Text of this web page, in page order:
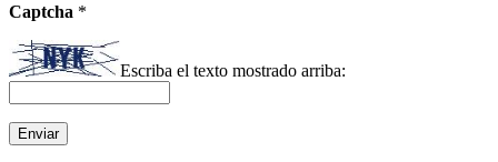
Captcha *
Escriba el texto mostrado arriba: